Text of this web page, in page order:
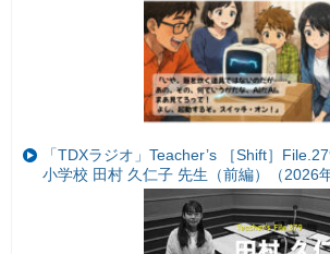
「TDXラジオ」Teacher’s ［Shift］
小学校 田村 久仁子 先生（前編）（2026